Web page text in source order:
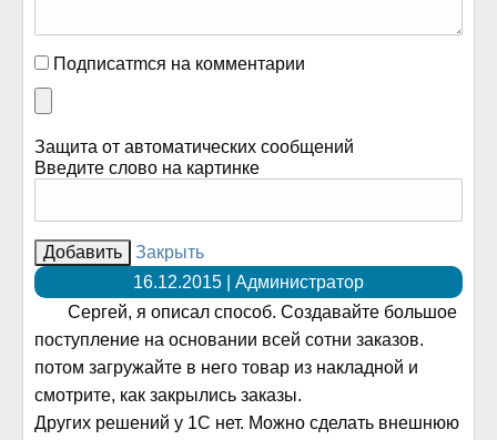
Подписатmся на комментарии
Защита от автоматических сообщений
Введите слово на картинке
Закрыть
16.12.2015 | Администратор
Сергей, я описал способ. Создавайте большое
поступление на основании всей сотни заказов.
потом загружайте в него товар из накладной и
смотрите, как закрылись заказы.
Других решений у 1С нет. Можно сделать внешнюю